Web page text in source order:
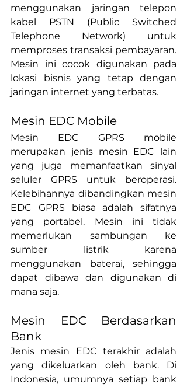
menggunakan jaringan telepon
kabel PSTN (Public Switched
Telephone Network) untuk
memproses transaksi pembayaran.
Mesin ini cocok digunakan pada
lokasi bisnis yang tetap dengan
jaringan internet yang terbatas.
Mesin EDC Mobile
Mesin EDC GPRS mobile
merupakan jenis mesin EDC lain
yang juga memanfaatkan sinyal
seluler GPRS untuk beroperasi.
Kelebihannya dibandingkan mesin
EDC GPRS biasa adalah sifatnya
yang portabel. Mesin ini tidak
memerlukan sambungan ke
sumber listrik karena
menggunakan baterai, sehingga
dapat dibawa dan digunakan di
mana saja.
Mesin EDC Berdasarkan
Bank
Jenis mesin EDC terakhir adalah
yang dikeluarkan oleh bank. Di
Indonesia, umumnya setiap bank